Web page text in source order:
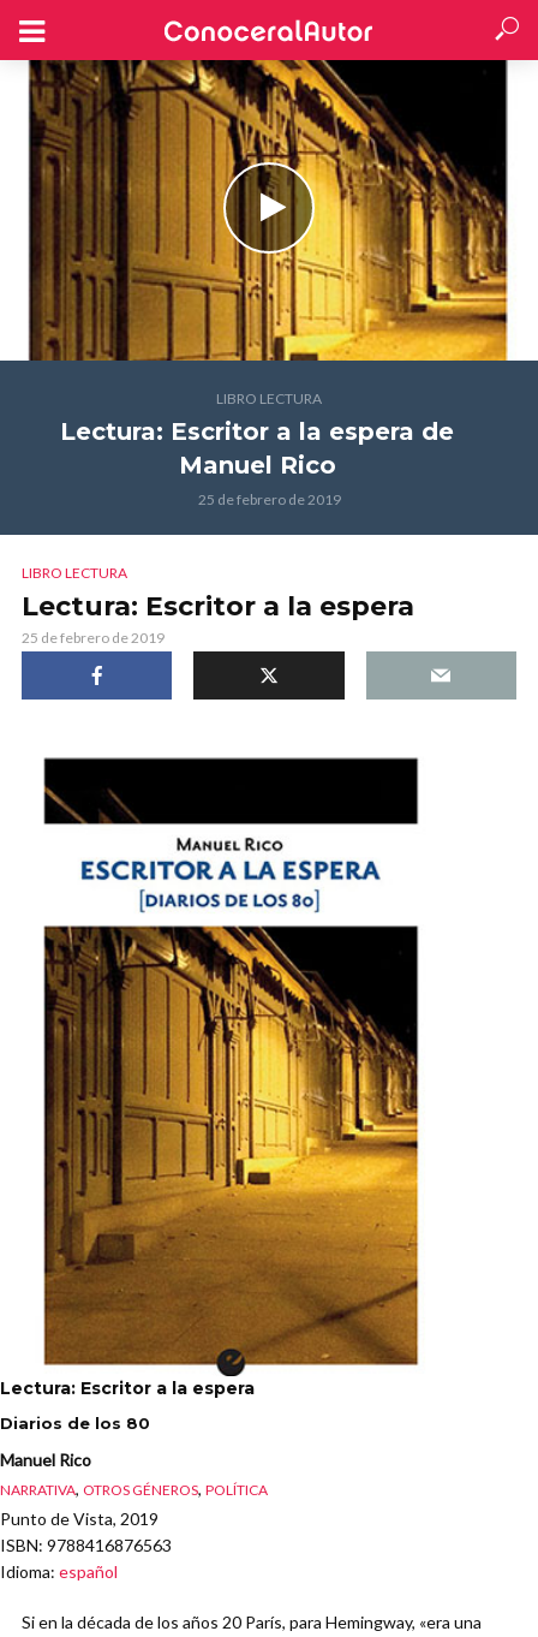
LIBRO LECTURA
Lectura: Escritor a la espera de
Manuel Rico
25 de febrero de 2019
LIBRO LECTURA
Lectura: Escritor a la espera
25 de febrero de 2019
Lectura: Escritor a la espera
Diarios de los 80
Manuel Rico
NARRATIVA, OTROS GÉNEROS, POLÍTICA
Punto de Vista, 2019
ISBN: 9788416876563
Idioma: español
Si en la década de los años 20 París, para Hemingway, «era una